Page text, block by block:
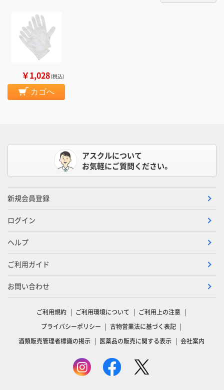
￥1,028（税込）
カゴへ
アスクルについて
お気軽にご質問ください。
新規会員登録
ログイン
ヘルプ
ご利用ガイド
お問い合わせ
ご利用規約 ご利用環境について
ご利用上の注意
プライバシーポリシー
古物営業法に基づく表記
酒類販売管理者標識の掲示
医薬品の販売に関する表示 会社案内